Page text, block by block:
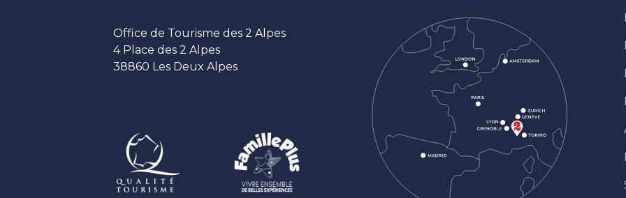
Office de Tourisme des 2 Alpes
4 Place des 2 Alpes
38860 Les Deux Alpes